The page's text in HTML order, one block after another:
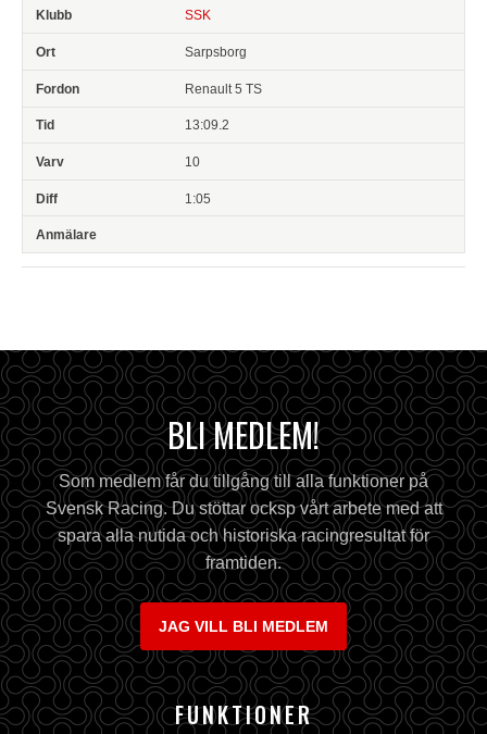
SSK
Sarpsborg
Renault 5 TS
13:09.2
10
1:05
BLI MEDLEM!
Som medlem får du tillgång till alla funktioner på
Svensk Racing. Du stöttar ocksp vårt arbete med att
spara alla nutida och historiska racingresultat för
framtiden.
JAG VILL BLI MEDLEM
FUNKTIONER